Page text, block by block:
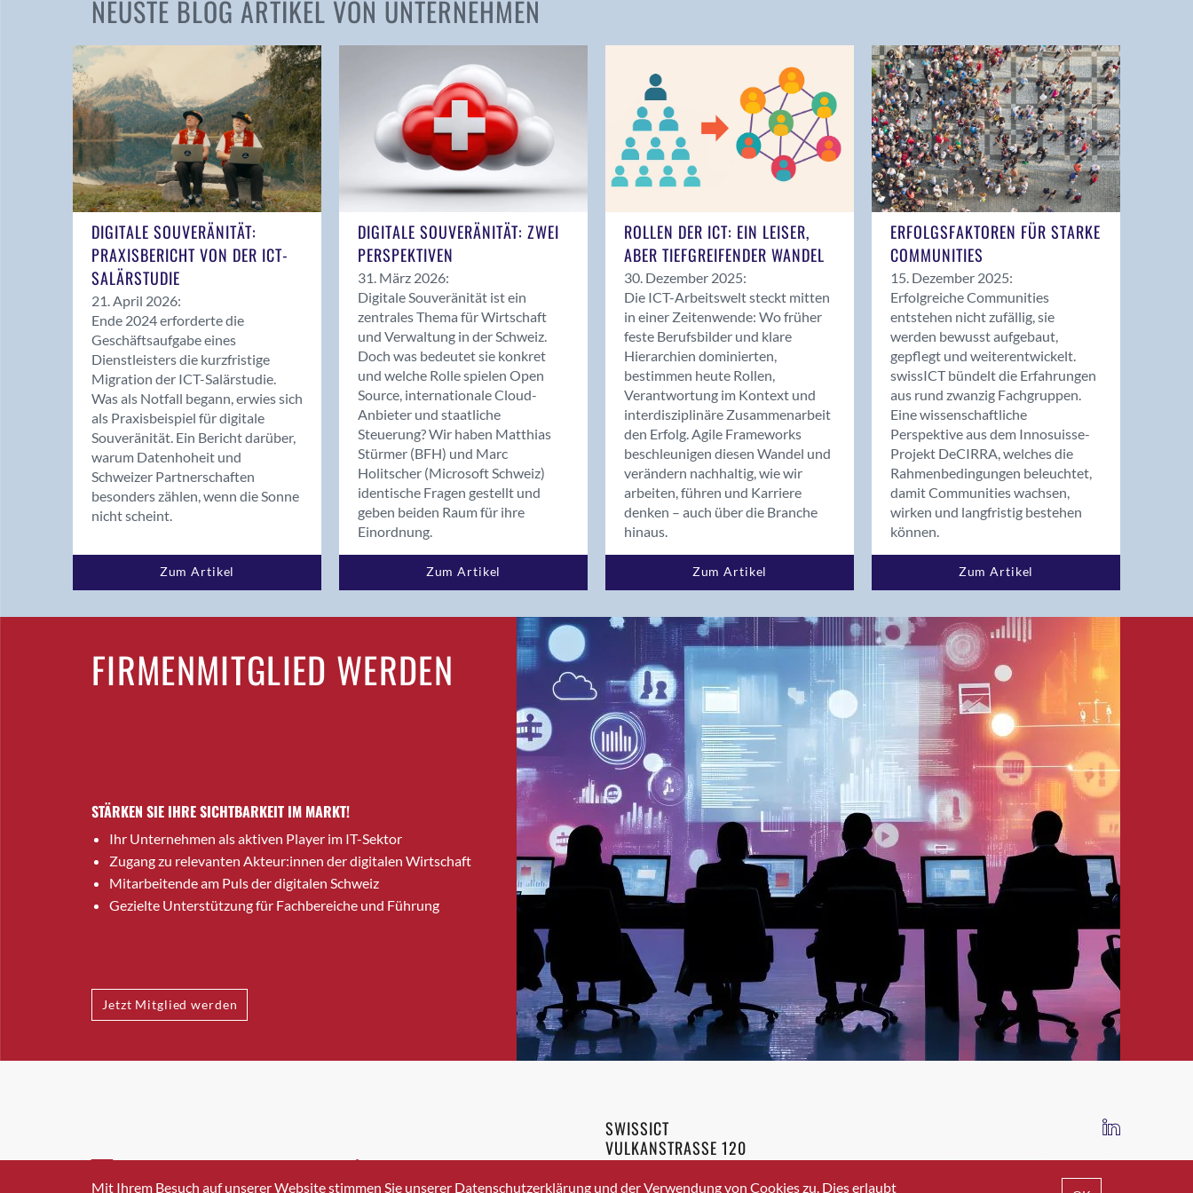
Andelfingen
Balsthal
Balzers
Bassersdorf
Benken (SG)
Bergdietikon
Bern - Liebefeld
Birsfelden
Bolligen
Bonaduz
Bonstetten
Bottighofen
Bremgarten bei Bern
Brig-Glis
Bronschhofen
Brugg
Brugg AG
Burgdorf
Bäretswil
Bülach
Cazis
Crissier
Davos Platz
NEUSTE BLOG ARTIKEL VON UNTERNEHMEN
DIGITALE SOUVERÄNITÄT:
PRAXISBERICHT VON DER ICT-
SALÄRSTUDIE
21. April 2026:
Ende 2024 erforderte die
Geschäftsaufgabe eines
Dienstleisters die kurzfristige
Migration der ICT-Salärstudie.
Was als Notfall begann, erwies sich
als Praxisbeispiel für digitale
Souveränität. Ein Bericht darüber,
warum Datenhoheit und
Schweizer Partnerschaften
besonders zählen, wenn die Sonne
nicht scheint.
Zum Artikel
DIGITALE SOUVERÄNITÄT: ZWEI
PERSPEKTIVEN
31. März 2026:
Digitale Souveränität ist ein
zentrales Thema für Wirtschaft
und Verwaltung in der Schweiz.
Doch was bedeutet sie konkret
und welche Rolle spielen Open
Source, internationale Cloud-
Anbieter und staatliche
Steuerung? Wir haben Matthias
Stürmer (BFH) und Marc
Holitscher (Microsoft Schweiz)
identische Fragen gestellt und
geben beiden Raum für ihre
Einordnung.
Zum Artikel
ROLLEN DER ICT: EIN LEISER,
ABER TIEFGREIFENDER WANDEL
30. Dezember 2025:
Die ICT-Arbeitswelt steckt mitten
in einer Zeitenwende: Wo früher
feste Berufsbilder und klare
Hierarchien dominierten,
bestimmen heute Rollen,
Verantwortung im Kontext und
interdisziplinäre Zusammenarbeit
den Erfolg. Agile Frameworks
beschleunigen diesen Wandel und
verändern nachhaltig, wie wir
arbeiten, führen und Karriere
denken – auch über die Branche
hinaus.
Zum Artikel
ERFOLGSFAKTOREN FÜR STARKE
COMMUNITIES
15. Dezember 2025:
Erfolgreiche Communities
entstehen nicht zufällig, sie
werden bewusst aufgebaut,
gepflegt und weiterentwickelt.
swissICT bündelt die Erfahrungen
aus rund zwanzig Fachgruppen.
Eine wissenschaftliche
Perspektive aus dem Innosuisse-
Projekt DeCIRRA, welches die
Rahmenbedingungen beleuchtet,
damit Communities wachsen,
wirken und langfristig bestehen
können.
Zum Artikel
FIRMENMITGLIED WERDEN
STÄRKEN SIE IHRE SICHTBARKEIT IM MARKT!
Ihr Unternehmen als aktiven Player im IT-Sektor
Zugang zu relevanten Akteur:innen der digitalen Wirtschaft
Mitarbeitende am Puls der digitalen Schweiz
Gezielte Unterstützung für Fachbereiche und Führung
Jetzt Mitglied werden
INFO@SWISSICT.CH +41 43 336 40 20
SWISSICT
VULKANSTRASSE 120
8048 ZURICH
IMPRESSUM DATENSCHUTZ AGB
Mit Ihrem Besuch auf unserer Website stimmen Sie unserer Datenschutzerklärung und der Verwendung von Cookies zu. Dies erlaubt